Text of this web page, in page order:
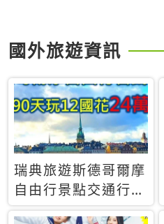
國外旅遊資訊
瑞典旅遊斯德哥爾摩
自由行景點交通行程
花費省錢攻略 90天